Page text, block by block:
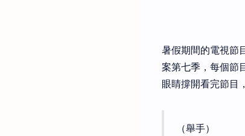
暑假期間的電視節
案第七季，每個節
眼睛撐開看完節目
（舉手）